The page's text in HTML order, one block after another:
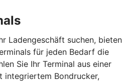
Ladengeschäft suchen, bieten
für jeden Bedarf die
Sie Ihr Terminal aus einer
integriertem Bondrucker,